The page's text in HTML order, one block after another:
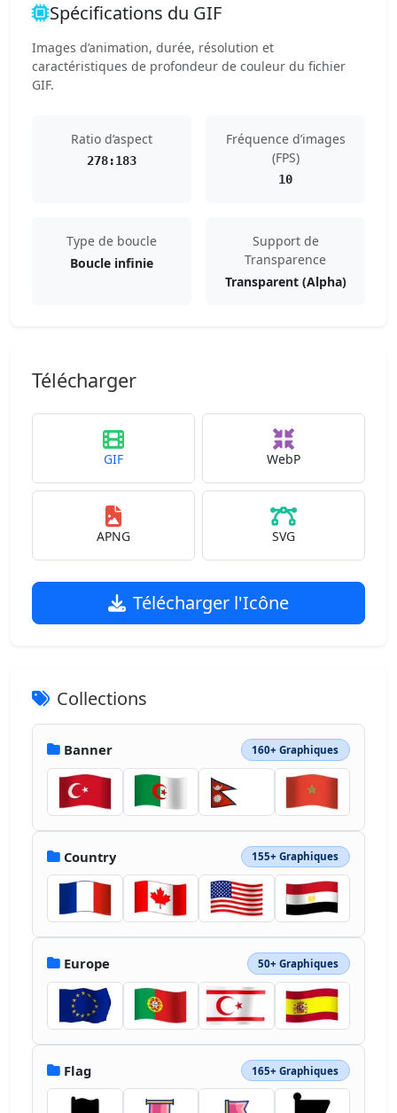
Spécifications du GIF
Images d’animation, durée, résolution et
caractéristiques de profondeur de couleur du fichier
GIF.
Ratio d’aspect
278:183
Fréquence d’images
(FPS)
10
Type de boucle
Boucle infinie
Support de
Transparence
Transparent (Alpha)
Télécharger
GIF WebP
APNG SVG
Télécharger l'Icône
Collections
Banner 160+ Graphiques
Country 155+ Graphiques
Europe 50+ Graphiques
Flag 165+ Graphiques